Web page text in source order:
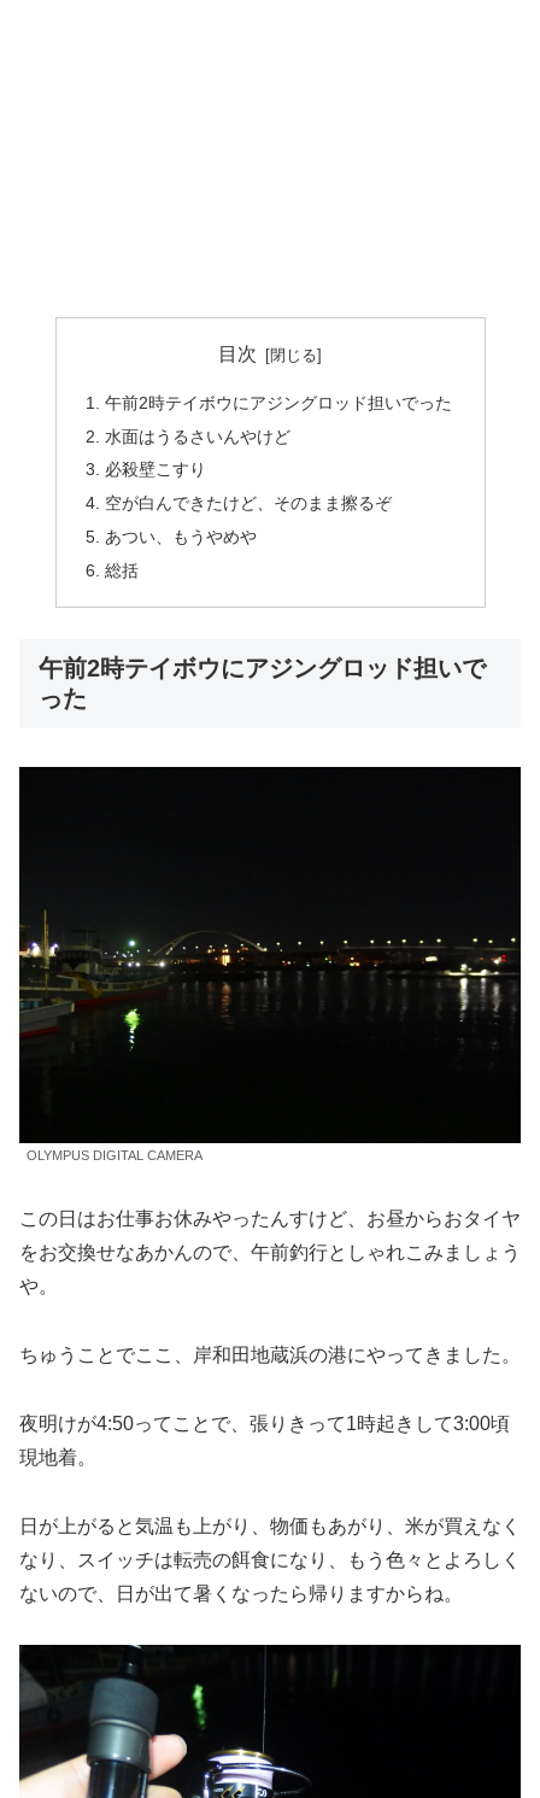
目次
午前2時テイボウにアジングロッド担いでった
水面はうるさいんやけど
必殺壁こすり
空が白んできたけど、そのまま擦るぞ
あつい、もうやめや
総括
午前2時テイボウにアジングロッド担いで
った
OLYMPUS DIGITAL CAMERA
この日はお仕事お休みやったんすけど、お昼からおタイヤ
をお交換せなあかんので、午前釣行としゃれこみましょう
や。
ちゅうことでここ、岸和田地蔵浜の港にやってきました。
夜明けが4:50ってことで、張りきって1時起きして3:00頃
現地着。
日が上がると気温も上がり、物価もあがり、米が買えなく
なり、スイッチは転売の餌食になり、もう色々とよろしく
ないので、日が出て暑くなったら帰りますからね。